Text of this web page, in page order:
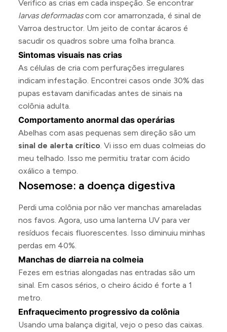
Verifico as crias em cada inspeção. Se encontrar
larvas deformadascom cor amarronzada, é sinal de
Varroa destructor. Um jeito de contar ácaros é
sacudir os quadros sobre uma folha branca.
Sintomas visuais nas crias
As células de cria com perfurações irregulares
indicam infestação. Encontrei casos onde 30% das
pupas estavam danificadas antes de sinais na
colônia adulta.
Comportamento anormal das operárias
Abelhas com asas pequenas sem direção são um
sinal de alerta crítico. Vi isso em duas colmeias do
meu telhado. Isso me permitiu tratar com ácido
oxálico a tempo.
Nosemose: a doença digestiva
Perdi uma colônia por não ver manchas amareladas
nos favos. Agora, uso uma lanterna UV para ver
resíduos fecais fluorescentes. Isso diminuiu minhas
perdas em 40%.
Manchas de diarreia na colmeia
Fezes em estrias alongadas nas entradas são um
sinal. Em casos sérios, o cheiro ácido é forte a 1
metro.
Enfraquecimento progressivo da colônia
Usando uma balança digital, vejo o peso das caixas.